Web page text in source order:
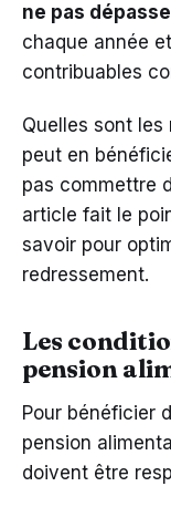
ne pas
chaque année
contribuables
Quelles sont
peut en
pas commettre
article fait le
savoir pour
redressement.
Les
pension
Pour bénéficier
pension
doivent être